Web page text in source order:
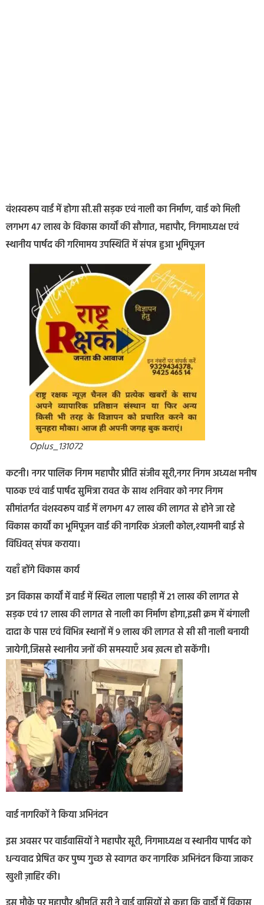
वंशस्वरूप वार्ड में होगा सी.सी सड़क एवं नाली का निर्माण, वार्ड को मिली
लगभग 47 लाख के विकास कार्यों की सौगात, महापौर, निगमाध्यक्ष एवं
स्थानीय पार्षद की गरिमामय उपस्थिति में संपन्न हुआ भूमिपूजन
Oplus_131072
कटनी। नगर पालिक निगम महापौर प्रीति संजीव सूरी,नगर निगम अध्यक्ष मनीष
पाठक एवं वार्ड पार्षद सुमित्रा रावत के साथ शनिवार को नगर निगम
सीमांतर्गत वंशस्वरूप वार्ड में लगभग 47 लाख की लागत से होने जा रहे
विकास कार्यों का भूमिपूजन वार्ड की नागरिक अंजली कोल,श्यामनी बाई से
विधिवत् संपन्न कराया।
यहाँ होंगे विकास कार्य
इन विकास कार्यों में वार्ड में स्थित लाला पहाड़ी में 21 लाख की लागत से
सड़क एवं 17 लाख की लागत से नाली का निर्माण होगा,इसी क्रम में बंगाली
दादा के पास एवं विभिन्न स्थानों में 9 लाख की लागत से सी सी नाली बनायी
जायेगी,जिससे स्थानीय जनों की समस्याएँ अब ख़त्म हो सकेंगी।
वार्ड नागरिकों ने किया अभिनंदन
इस अवसर पर वार्डवासियों ने महापौर सूरी, निगमाध्यक्ष व स्थानीय पार्षद को
धन्यवाद प्रेषित कर पुष्प गुच्छ से स्वागत कर नागरिक अभिनंदन किया जाकर
खुशी ज़ाहिर की।